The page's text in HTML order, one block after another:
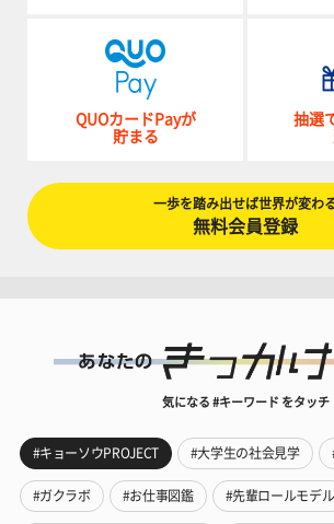
QUOカードPayが
貯まる
抽選
一歩を踏み出せば世界が変わ
無料会員登録
気になる #キーワード をタッチ
#キョーソウPROJECT #大学生の社会見学
#ガクラボ #お仕事図鑑 #先輩ロールモデル